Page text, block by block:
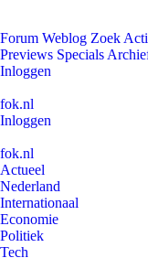
Forum Weblog Zoek
Previews Specials
Inloggen
fok.nl
Inloggen
fok.nl
Actueel
Nederland
Internationaal
Economie
Politiek
Tech